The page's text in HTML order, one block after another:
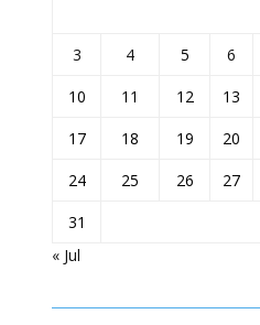
3
4 5 6
10
11 12 13
17
18 19 20
24
25 26 27
31
« Jul